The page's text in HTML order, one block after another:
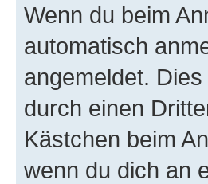
Wenn du beim
automatisch
angemeldet.
durch einen
Kästchen beim
wenn du dich an